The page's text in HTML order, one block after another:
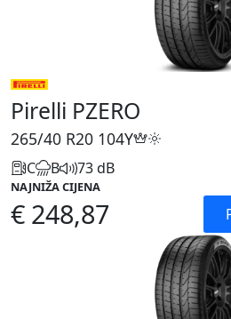
Pirelli PZERO
265/40 R20 104Y
C B 73 dB
NAJNIŽA CIJENA
€ 248,87